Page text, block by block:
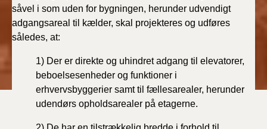
BR18 (1/1-4/7 2019)
BR18 (1/7-31/12
BR18 (1/1-30/6
2018)
BR15 (2015-2018)
såvel i som uden for bygningen, herunder udvendigt
adgangsareal til kælder, skal projekteres og udføres
således, at:
1) Der er direkte og uhindret adgang til elevatorer,
beboelsesenheder og funktioner i
erhvervsbyggerier samt til fællesarealer, herunder
udendørs opholdsarealer på etagerne.